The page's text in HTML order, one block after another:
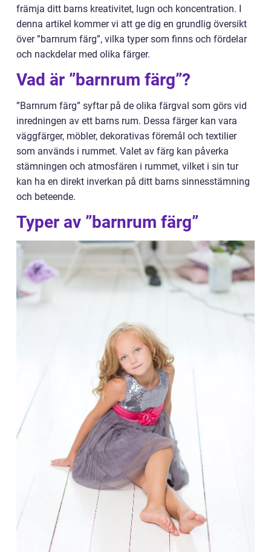
främja ditt barns kreativitet, lugn och koncentration. I
denna artikel kommer vi att ge dig en grundlig översikt
över ”barnrum färg”, vilka typer som finns och fördelar
och nackdelar med olika färger.
Vad är ”barnrum färg”?
”Barnrum färg” syftar på de olika färgval som görs vid
inredningen av ett barns rum. Dessa färger kan vara
väggfärger, möbler, dekorativas föremål och textilier
som används i rummet. Valet av färg kan påverka
stämningen och atmosfären i rummet, vilket i sin tur
kan ha en direkt inverkan på ditt barns sinnesstämning
och beteende.
Typer av ”barnrum färg”